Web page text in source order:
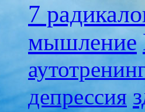
7
мышление
депрессия